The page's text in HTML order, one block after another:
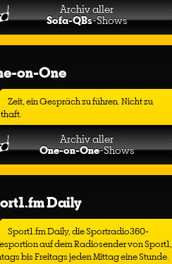
Archiv aller
Sofa-QBs-Shows
on-One
Zeit, ein Gespräch zu führen. Nicht zu
Archiv aller
One-on-One-Shows
Daily
Sport1.fm Daily, die Sportradio360-
auf dem Radiosender von Sport1,
bis Freitags jeden Mittag eine Stunde.